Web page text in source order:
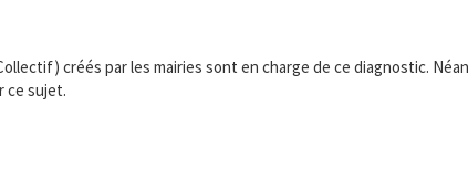
créés par les mairies sont en charge de ce diagnostic.
ce sujet.